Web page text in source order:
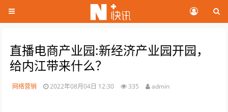
直播电商产业园:新经济产业园开园，
给内江带来什么？
网络营销 2022年08月04日 12:30 335 admin